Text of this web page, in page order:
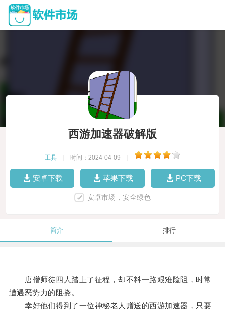
西游加速器破解版
工具 时间：2024-04-09
安卓下载 苹果下载 PC下载
安卓市场，安全绿色
简介 排行
唐僧师徒四人踏上了征程，却不料一路艰难险阻，时常
遭遇恶势力的阻挠。
幸好他们得到了一位神秘老人赠送的西游加速器，只要